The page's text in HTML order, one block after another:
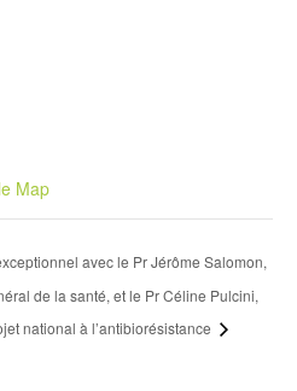
Map
avec le Pr Jérôme Salomon,
de la santé, et le Pr Céline Pulcini,
national à l’antibiorésistance